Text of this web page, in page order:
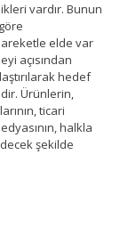
vardır. Bunun
elde var
açısından
hedef
Ürünlerin,
ticari
halkla
şekilde